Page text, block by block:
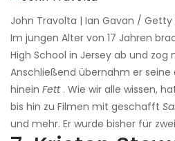
John Travolta | Ian Gavan / Getty
Im jungen Alter von 17 Jahren
High School in Jersey ab und zog
Anschließend übernahm er seine
hinein Fett. Wie wir alle wissen,
bis hin zu Filmen mit geschafft
und mehr. Er wurde bisher für